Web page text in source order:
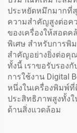
ประหยัดหมึกมากที่สุ
ความสำคัญสูงต่อค
ของเครื่องให้สอดค
พิเศษ สำหรับการพิ
สำคัญอย่างยิ่งต่อคุ
ทั้งนี้ เราขอรับรอง
การใช้งาน Digital
หนึ่งในเครื่องพิมพ์
ประสิทธิภาพสูงทั้ง
ด้านสิ่งแวดล้อม